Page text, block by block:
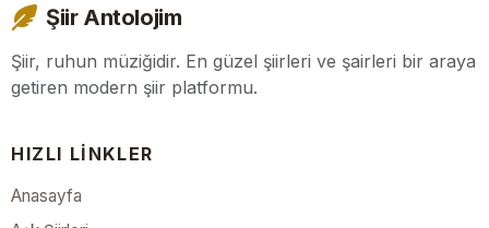
Şiir Antolojim
Şiir, ruhun müziğidir. En güzel şiirleri ve şairleri bir araya
getiren modern şiir platformu.
HIZLI LINKLER
Anasayfa